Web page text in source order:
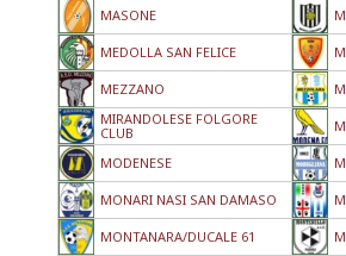
MASONE
MEDOLLA SAN FELICE
MEZZANO
MIRANDOLESE FOLGORE
CLUB
MODENESE
MONARI NASI SAN DAMASO
MONTANARA/DUCALE 61